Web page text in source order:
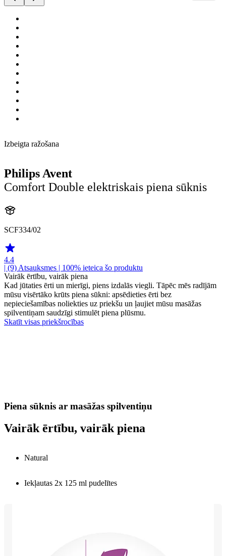
Izbeigta ražošana
Philips Avent
Comfort Double elektriskais piena sūknis
SCF334/02
4.4
| (9) Atsauksmes | 100% ieteica šo produktu
Vairāk ērtību, vairāk piena
Kad jūtaties ērti un mierīgi, piens izdalās viegli. Tāpēc mēs radījām
mūsu visērtāko krūts piena sūkni: apsēdieties ērti bez
nepieciešamības noliekties uz priekšu un ļaujiet mūsu masāžas
spilventiņam saudzīgi stimulēt piena plūsmu.
Skatīt visas priekšrocības
Piena sūknis ar masāžas spilventiņu
Vairāk ērtību, vairāk piena
Natural
Iekļautas 2x 125 ml pudelītes